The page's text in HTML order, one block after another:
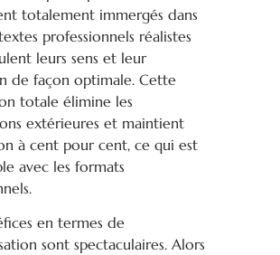
totalement immergés dans
professionnels réalistes
leurs sens et leur
de façon optimale. Cette
totale élimine les
extérieures et maintient
à cent pour cent, ce qui est
avec les formats
en termes de
sont spectaculaires. Alors